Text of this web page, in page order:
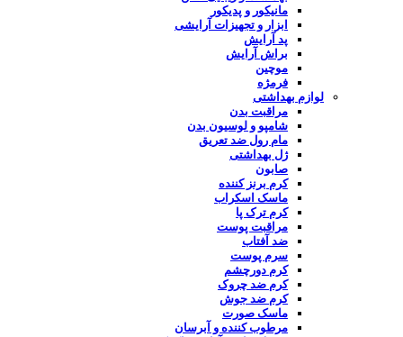
مانیکور و پدیکور
ابزار و تجهیزات آرایشی
پد آرایش
براش آرایش
موچین
فرمژه
لوازم بهداشتی
مراقبت بدن
شامپو و لوسیون بدن
مام رول ضد تعریق
ژل بهداشتی
صابون
کرم برنز کننده
ماسک اسکراب
کرم ترک پا
مراقبت پوست
ضد آفتاب
سرم پوست
کرم دورچشم
کرم ضد چروک
کرم ضد جوش
ماسک صورت
مرطوب کننده و آبرسان